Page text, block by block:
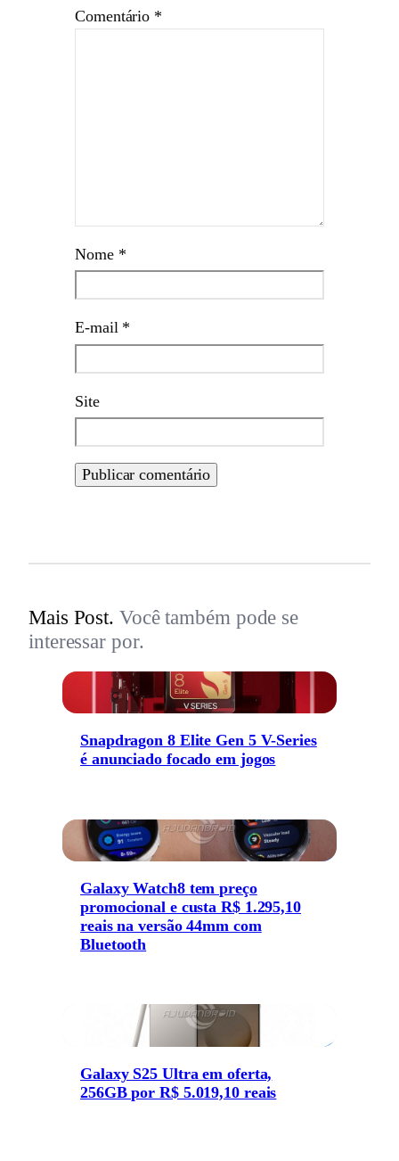
Comentário *
Nome *
E-mail *
Site
Mais Post. Você também pode se
interessar por.
Snapdragon 8 Elite Gen 5 V-Series
é anunciado focado em jogos
Galaxy Watch8 tem preço
promocional e custa R$ 1.295,10
reais na versão 44mm com
Bluetooth
Galaxy S25 Ultra em oferta,
256GB por R$ 5.019,10 reais